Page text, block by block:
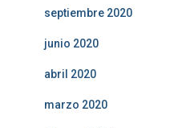
septiembre 2020
junio 2020
abril 2020
marzo 2020